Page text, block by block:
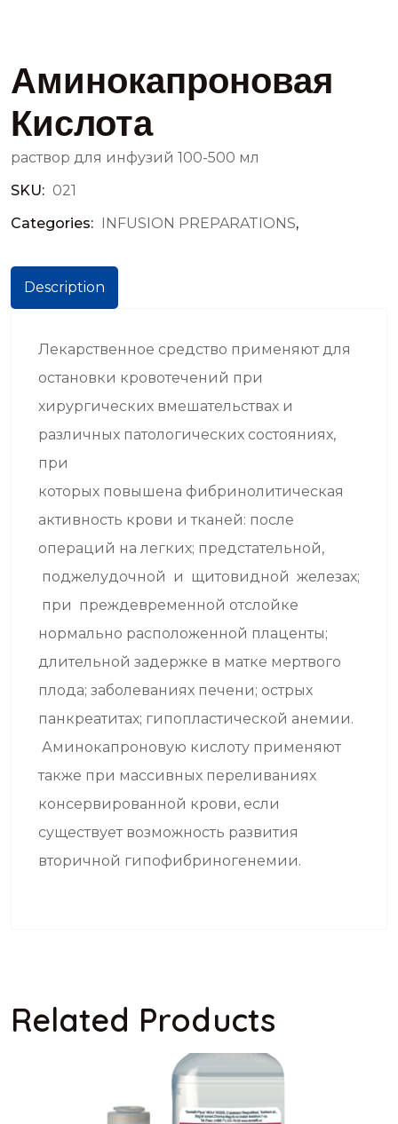
Аминокапроновая
Кислота
раствор для инфузий 100-500 мл
SKU: 021
Categories: INFUSION PREPARATIONS,
Description
Лекарственное средство применяют для
остановки кровотечений при
хирургических вмешательствах и
различных патологических состояниях,
при
которых повышена фибринолитическая
активность крови и тканей: после
операций на легких; предстательной,
поджелудочной и щитовидной железах;
при преждевременной отслойке
нормально расположенной плаценты;
длительной задержке в матке мертвого
плода; заболеваниях печени; острых
панкреатитах; гипопластической анемии.
Аминокапроновую кислоту применяют
также при массивных переливаниях
консервированной крови, если
существует возможность развития
вторичной гипофибриногенемии.
Related Products